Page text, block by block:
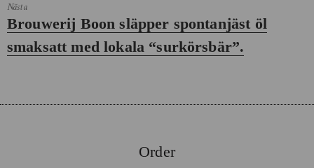
Nästa
Nästa
inlägg:
Brouwerij Boon släpper spontanjäst öl
smaksatt med lokala “surkörsbär”.
Order